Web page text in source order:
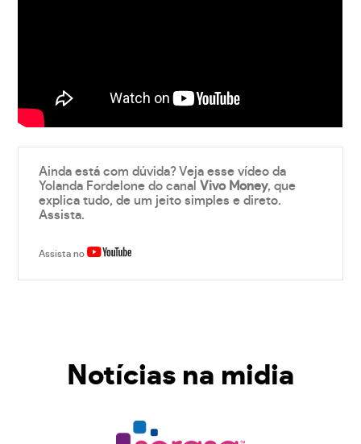
Ainda está com dúvida? Veja esse vídeo da
Yolanda Fordelone do canalVivo Money, que
explica tudo, de um jeito simples e direto.
Assista.
Assista no
Notícias na midia